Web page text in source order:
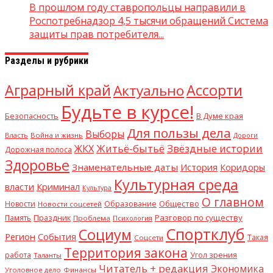
В прошлом году ставропольцы направили в
Роспотребнадзор 4,5 тысячи обращений Система
защиты прав потребителя...
Разделы и рубрики
Аграрный крайАктуальноАссорти
Безопасность Будьте в курсе! В Думе края
Власть Война и жизнь Выборы Для пользы дела Дороги
Дорожная полоса ЖКХЖитьё-бытьё Звёздные истории
Здоровье Знаменательные даты История Коридоры
власти Криминал Культура Культурная среда
Новости Новости соцсетей Образование Общество О главном
Память Праздник Проблема Психология Разговор по существу
Регион События Социум Соцсети Спортклуб Такая
работа Таланты Территория закона Угол зрения
Уголовное дело Финансы Читатель + редакция Экономика